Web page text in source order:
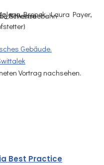
Gebäude.
Vortrag nachsehen.
Best Practice